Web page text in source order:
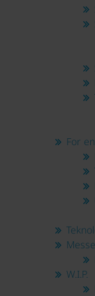
For
W.I.P.